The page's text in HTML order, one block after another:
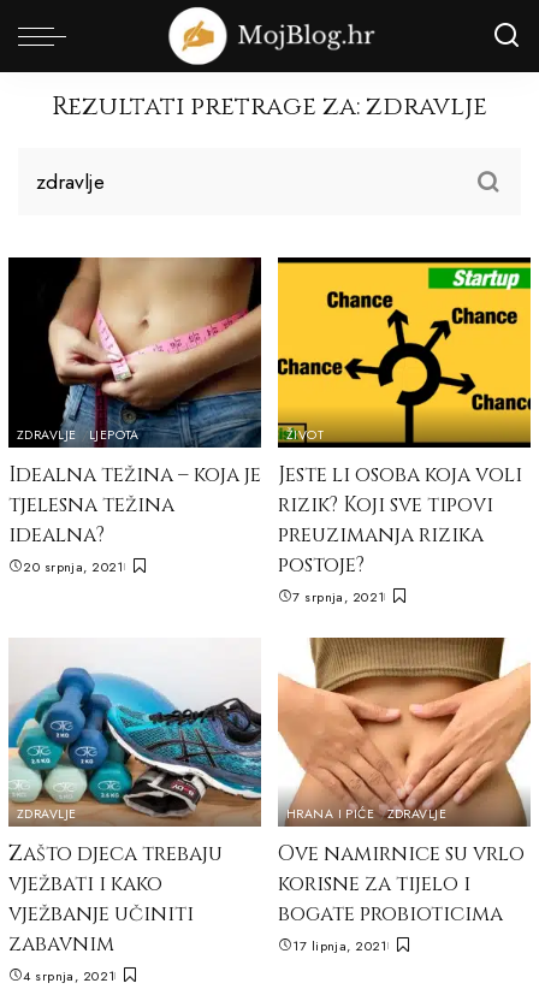
Rezultati pretrage za:zdravlje
ZDRAVLJE LJEPOTA
Idealna težina – koja je
tjelesna težina
idealna?
20 srpnja, 2021
ŽIVOT
Jeste li osoba koja voli
rizik? Koji sve tipovi
preuzimanja rizika
postoje?
7 srpnja, 2021
ZDRAVLJE
Zašto djeca trebaju
vježbati i kako
vježbanje učiniti
zabavnim
4 srpnja, 2021
HRANA I PIĆE ZDRAVLJE
Ove namirnice su vrlo
korisne za tijelo i
bogate probioticima
17 lipnja, 2021